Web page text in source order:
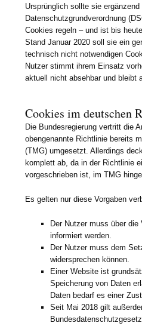
Ursprünglich sollte sie ergänzend
Datenschutzgrundverordnung
Cookies regeln – und ist bis
Stand Januar 2020 soll sie ein
technisch nicht notwendigen
Nutzer stimmt ihrem Einsatz
aktuell nicht absehbar und bleibt
Cookies im deutschen
Die Bundesregierung vertritt die
obengenannte Richtlinie bereits
(TMG) umgesetzt. Allerdings
komplett ab, da in der Richtlinie
vorgeschrieben ist, im TMG
Es gelten nur diese Vorgaben
Der Nutzer muss über die
informiert werden.
Der Nutzer muss dem
widersprechen können.
Einer Website ist
Speicherung von Daten
Daten bedarf es einer
Seit Mai 2018 gilt